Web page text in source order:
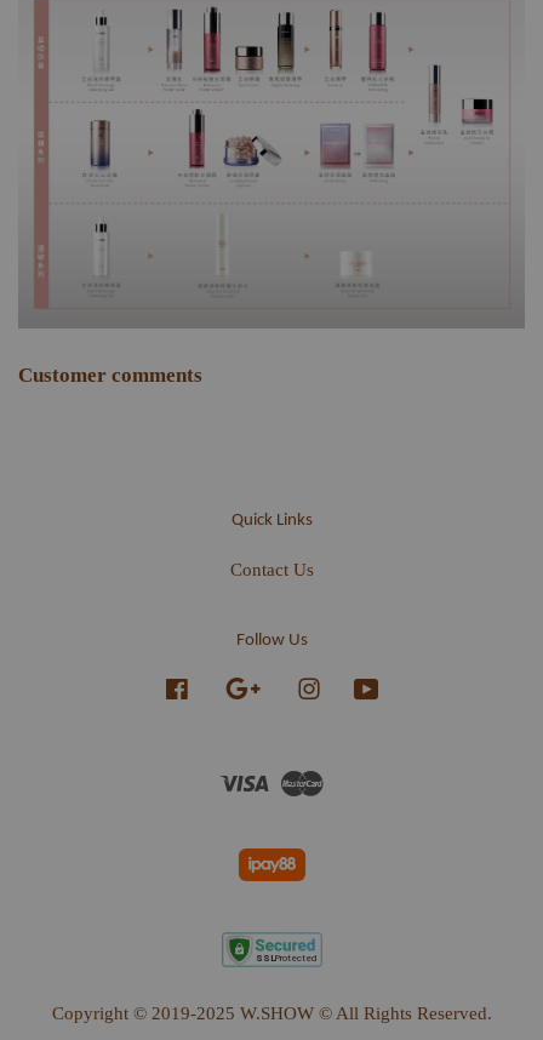
Customer comments
Quick Links
Contact Us
Follow Us
Facebook Google Instagram
Visa
Copyright © 2019-2025 W.SHOW © All Rights Reserved.